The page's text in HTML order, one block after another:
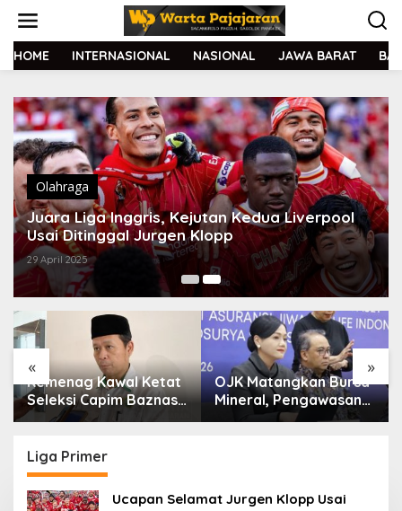
t
HOME INTERNASIONAL NASIONAL JAWA BARAT
Olahraga
Juara Liga Inggris, Kejutan Kedua Liverpool
Usai Ditinggal Jurgen Klopp
29 April 2025
« »
Kemenag Kawal Ketat
Seleksi Capim Baznas
Kota Cimahi: Kita Ingin
Berintegritas
OJK Matangkan Bursa
Mineral, Pengawasan
Resmi Dimulai Awal
Liga Primer
Ucapan Selamat Jurgen Klopp Usai